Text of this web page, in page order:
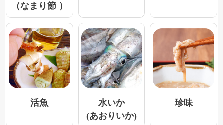
（なまり節 ）
活魚
水いか
(あおりいか)
珍味